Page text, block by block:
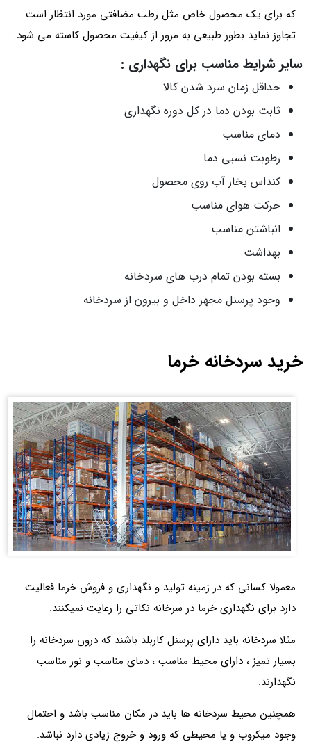
که برای یک محصول خاص مثل رطب مضافتی مورد انتظار است
تجاوز نماید بطور طبیعی به مرور از کیفیت محصول کاسته می شود.
سایر شرایط مناسب برای نگهداری :
حداقل زمان سرد شدن کالا
ثابت بودن دما در کل دوره نگهداری
دمای مناسب
رطوبت نسبی دما
کنداس بخار آب روی محصول
حرکت هوای مناسب
انباشتن مناسب
بهداشت
بسته بودن تمام درب های سردخانه
وجود پرسنل مجهز داخل و بیرون از سردخانه
خرید سردخانه خرما
معمولا کسانی که در زمینه تولید و نگهداری و فروش خرما فعالیت
دارد برای نگهداری خرما در سرخانه نکاتی را رعایت نمیکنند.
مثلا سردخانه باید دارای پرسنل کاربلد باشند که درون سردخانه را
بسیار تمیز ، دارای محیط مناسب ، دمای مناسب و نور مناسب
نگهدارند.
همچنین محیط سردخانه ها باید در مکان مناسب باشد و احتمال
وجود میکروب و یا محیطی که ورود و خروج زیادی دارد نباشد.